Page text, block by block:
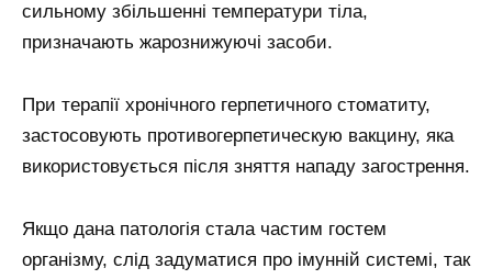
сильному збільшенні температури тіла,
призначають жарознижуючі засоби.
При терапії хронічного герпетичного стоматиту,
застосовують противогерпетическую вакцину, яка
використовується після зняття нападу загострення.
Якщо дана патологія стала частим гостем
організму, слід задуматися про імунній системі, так